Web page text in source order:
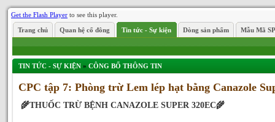
Get the Flash Player to see this player.
Trang chủ Quan hệ cổ đông Tin tức - Sự kiện Dòng sản phẩm Mẫu Mã SP
TIN TỨC - SỰ KIỆN » CÔNG BỐ THÔNG TIN
CPC tập 7: Phòng trừ Lem lép hạt bằng Canazole
🌾THUỐC TRỪ BỆNH CANAZOLE SUPER 320EC🌾